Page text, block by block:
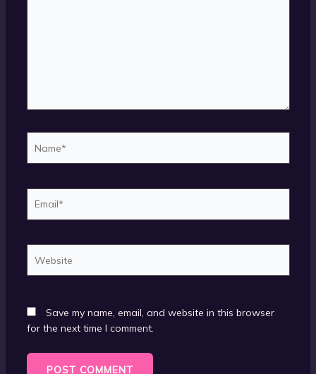
Save my name, email, and website in this browser
for the next time I comment.